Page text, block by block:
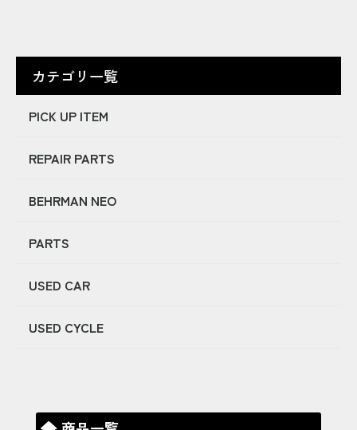
カテゴリ一覧
PICK UP ITEM
REPAIR PARTS
BEHRMAN NEO
PARTS
USED CAR
USED CYCLE